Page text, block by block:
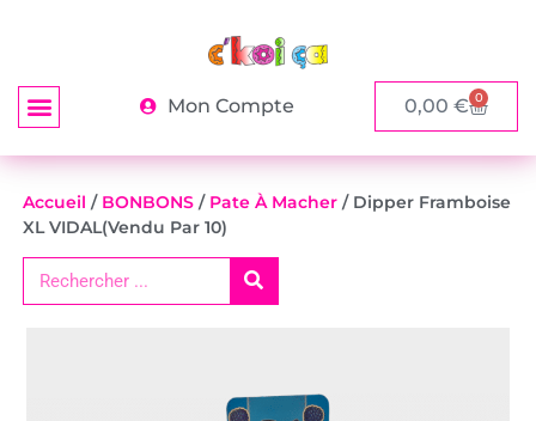
Mon Compte 0,00 € 0
Accueil / BONBONS/ Pate À Macher/ Dipper Framboise
XL VIDAL(vendu Par 10)